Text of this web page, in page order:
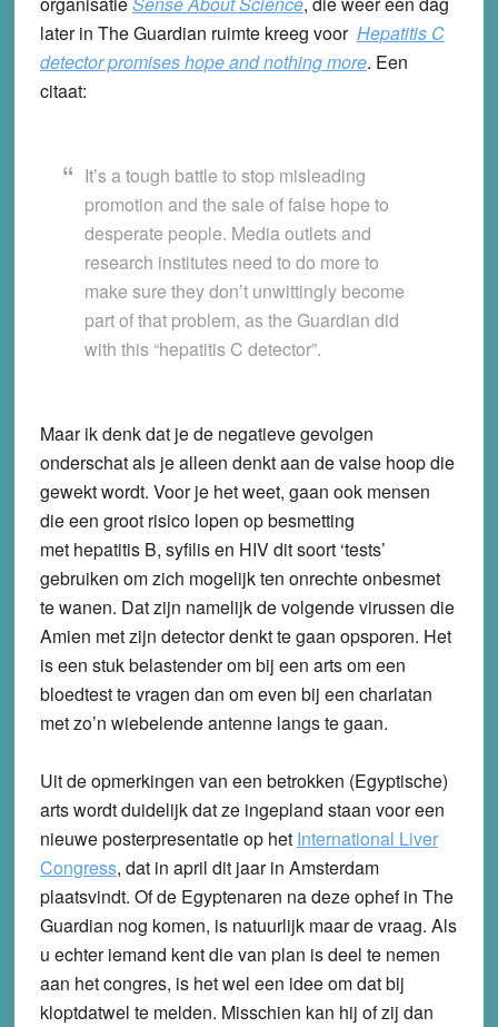
later in The Guardian ruimte kreeg voor Hepatitis C
detector promises hope and nothing more. Een
citaat:
It’s a tough battle to stop misleading
promotion and the sale of false hope to
desperate people. Media outlets and
research institutes need to do more to
make sure they don’t unwittingly become
part of that problem, as the Guardian did
with this “hepatitis C detector”.
Maar ik denk dat je de negatieve gevolgen
onderschat als je alleen denkt aan de valse hoop die
gewekt wordt. Voor je het weet, gaan ook mensen
die een groot risico lopen op besmetting
met hepatitis B, syfilis en HIV dit soort ‘tests’
gebruiken om zich mogelijk ten onrechte onbesmet
te wanen. Dat zijn namelijk de volgende virussen die
Amien met zijn detector denkt te gaan opsporen. Het
is een stuk belastender om bij een arts om een
bloedtest te vragen dan om even bij een charlatan
met zo’n wiebelende antenne langs te gaan.
Uit de opmerkingen van een betrokken (Egyptische)
arts wordt duidelijk dat ze ingepland staan voor een
nieuwe posterpresentatie op het International Liver
Congress, dat in april dit jaar in Amsterdam
plaatsvindt. Of de Egyptenaren na deze ophef in The
Guardian nog komen, is natuurlijk maar de vraag. Als
u echter iemand kent die van plan is deel te nemen
aan het congres, is het wel een idee om dat bij
kloptdatwel te melden. Misschien kan hij of zij dan